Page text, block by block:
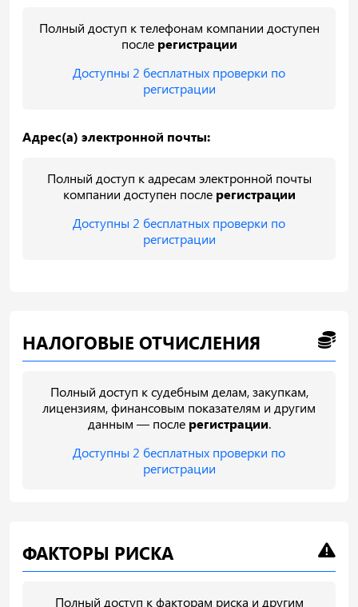
Полный доступ к телефонам компании доступен
после регистрации
Доступны 2 бесплатных проверки по
регистрации
Адрес(а) электронной почты:
Полный доступ к адресам электронной почты
компании доступен после регистрации
Доступны 2 бесплатных проверки по
регистрации
НАЛОГОВЫЕ ОТЧИСЛЕНИЯ
Полный доступ к судебным делам, закупкам,
лицензиям, финансовым показателям и другим
данным — после регистрации.
Доступны 2 бесплатных проверки по
регистрации
ФАКТОРЫ РИСКА
Полный доступ к факторам риска и другим